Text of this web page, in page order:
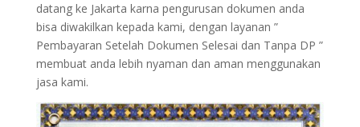
datang ke Jakarta karna pengurusan dokumen anda
bisa diwakilkan kepada kami, dengan layanan ”
Pembayaran Setelah Dokumen Selesai dan Tanpa DP ”
membuat anda lebih nyaman dan aman menggunakan
jasa kami.